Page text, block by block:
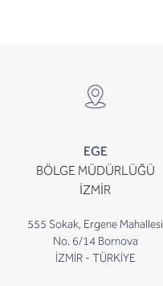
EGE
BÖLGE MÜDÜRLÜĞÜ
İZMİR
555 Sokak, Ergene Mahallesi
No. 6/14 Bornova
İZMİR - TÜRKİYE